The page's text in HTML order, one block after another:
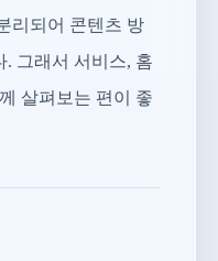
리되어 콘텐츠 방
그래서 서비스, 홈
살펴보는 편이 좋